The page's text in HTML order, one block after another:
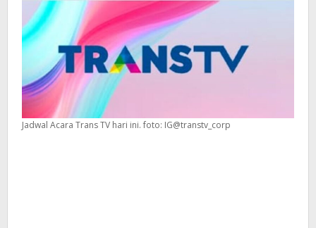
Hiburan,
dan
Kuliner
Seru!
Jadwal Acara Trans TV hari ini. foto: IG@transtv_corp